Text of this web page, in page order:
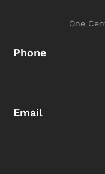
One
Phone
Email